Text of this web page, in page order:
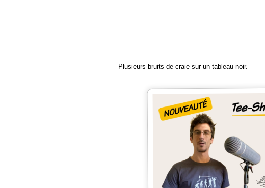
Plusieurs bruits de craie sur un tableau noir.